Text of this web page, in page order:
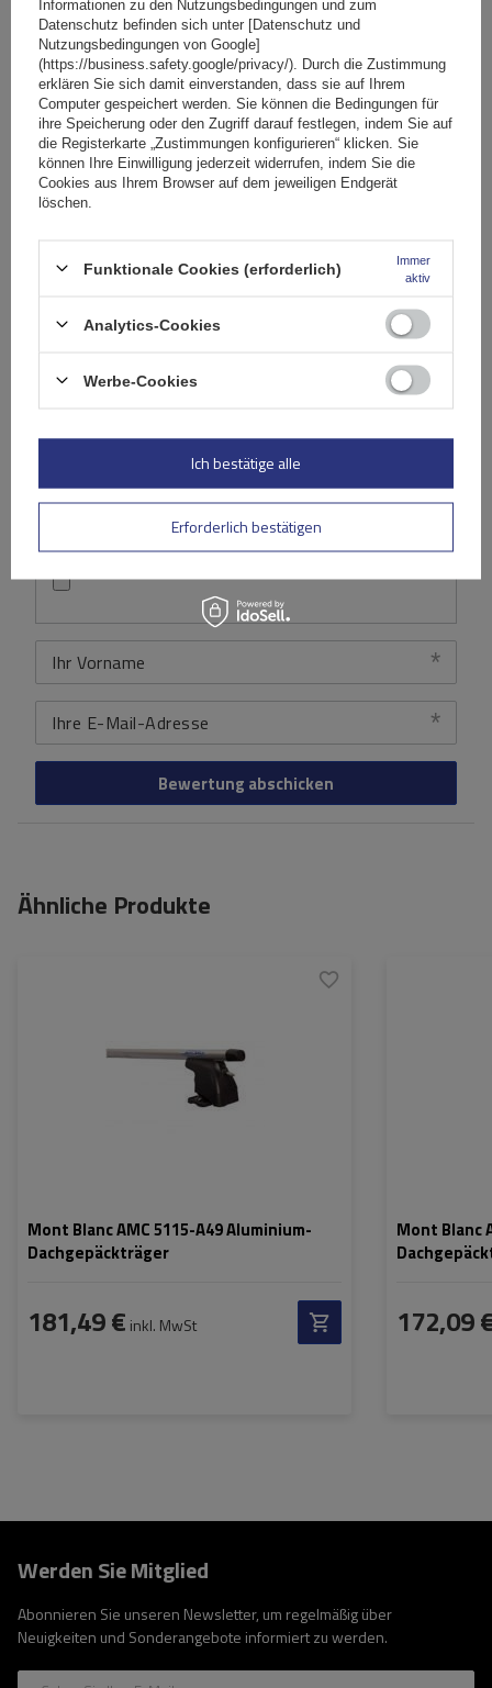
Lieferung
Stelle eine Frage
Bewertungen(0)
Ihre Bewertung schreiben
Ihr Produktfoto hinzufügen:
Ihr Vorname
Ihre E-Mail-Adresse
Bewertung abschicken
Ähnliche Produkte
Mont Blanc AMC 5115-A49 Aluminium-
Dachgepäckträger
181,49 € inkl. MwSt
Mont Blanc
172,09
Werden Sie Mitglied
Abonnieren Sie unseren Newsletter, um regelmäßig über
Neuigkeiten und Sonderangebote informiert zu werden.
Informationen zu den Nutzungsbedingungen und zum
Datenschutz befinden sich unter [Datenschutz und
Nutzungsbedingungen von Google]
(https://business.safety.google/privacy/). Durch die Zustimmung
erklären Sie sich damit einverstanden, dass sie auf Ihrem
Computer gespeichert werden. Sie können die Bedingungen für
ihre Speicherung oder den Zugriff darauf festlegen, indem Sie auf
die Registerkarte „Zustimmungen konfigurieren“ klicken. Sie
können Ihre Einwilligung jederzeit widerrufen, indem Sie die
Cookies aus Ihrem Browser auf dem jeweiligen Endgerät
löschen.
Funktionale Cookies (erforderlich)
Immer
aktiv
Analytics-Cookies
Werbe-Cookies
Erforderlich bestätigen
Ich bestätige alle